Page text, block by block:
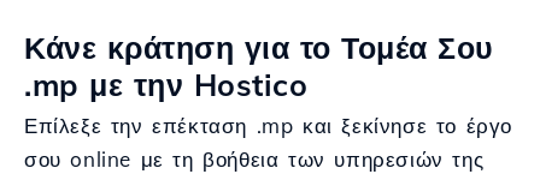
Κάνε κράτηση για το Τομέα Σου
.mp με την Hostico
Επίλεξε την επέκταση .mp και ξεκίνησε το έργο
σου online με τη βοήθεια των υπηρεσιών της